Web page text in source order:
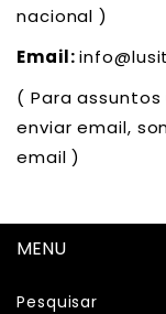
nacional )
Email:
( Para
enviar email,
email )
MENU
Pesquisar